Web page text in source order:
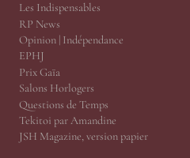
Les Indispensables
RP News
Opinion | Indépendance
EPHJ
Prix Gaïa
Salons Horlogers
Questions de Temps
Tekitoi par Amandine
JSH Magazine, version papier